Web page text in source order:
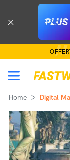
Home Digital